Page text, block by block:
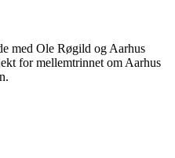
med Ole Røgild og Aarhus
for mellemtrinnet om Aarhus